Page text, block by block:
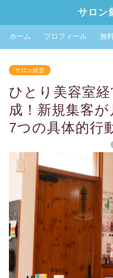
サロン
ホーム プロフィール 無
サロン経営
ひとり美容室
成！新規集客
7つの具体的行